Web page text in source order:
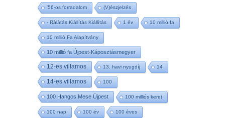
'56-os forradalom (V)észjelzés
- Rálátás Kiállítás Kiállítás 1 év 10 millió fa
10 millió Fa Alapítvány
10 millió fa Újpest-Káposztásmegyer
12-es villamos 13. havi nyugdíj 14
14-es villamos 100
100 Hangos Mese Újpest 100 milliós keret
100 nap 100 év 100 éves